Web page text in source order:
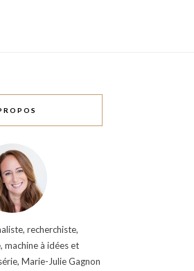
recherchiste,
machine à idées et
Marie-Julie Gagnon